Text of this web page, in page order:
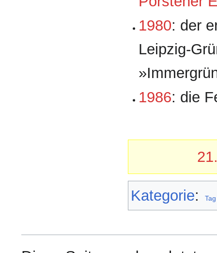
1980: der
Leipzig-
1986: die
Kategorie: Tag